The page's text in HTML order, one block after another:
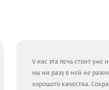
У нас эта печь стоит уже
мы ни разу в ней не
хорошего качества.